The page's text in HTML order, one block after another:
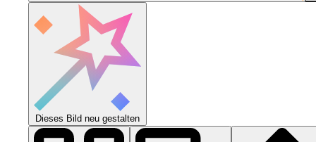
Dieses Bild neu gestalten